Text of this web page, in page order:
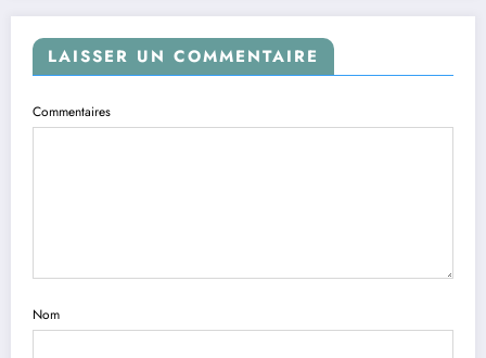
LAISSER UN COMMENTAIRE
Commentaires
Nom